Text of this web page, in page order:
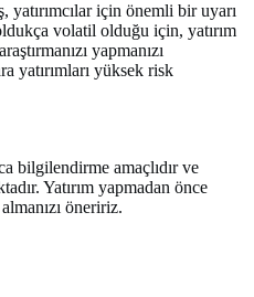
için önemli bir uyarı
volatil olduğu için, yatırım
yapmanızı
yatırımları yüksek risk
bilgilendirme amaçlıdır ve
Yatırım yapmadan önce
öneririz.